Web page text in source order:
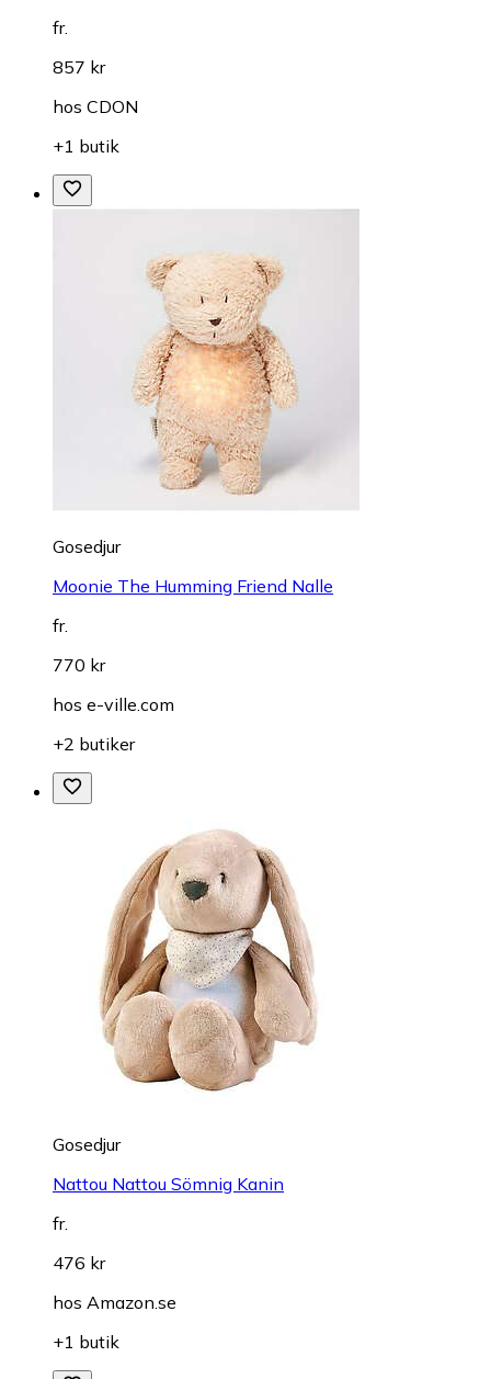
fr.
857 kr
hos CDON
+1 butik
Gosedjur
Moonie The Humming Friend Nalle
fr.
770 kr
hos e-ville.com
+2 butiker
Gosedjur
Nattou Nattou Sömnig Kanin
fr.
476 kr
hos Amazon.se
+1 butik